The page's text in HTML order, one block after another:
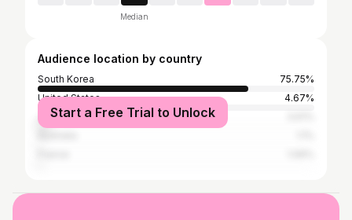
Median
Audience location by country
South Korea
75.75%
United States
4.67%
Japan
Start a Free Trial to Unlock